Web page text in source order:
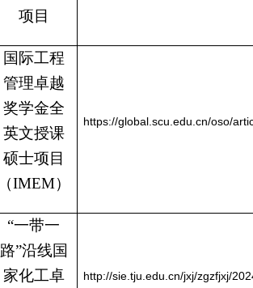
项目
国际工程
管理卓越
奖学金全
英文授课
硕士项目
（IMEM）
https://global.scu.edu.cn/oso/
“一带一
路”沿线国
家化工卓
http://sie.tju.edu.cn/jxj/zgzfjxj/